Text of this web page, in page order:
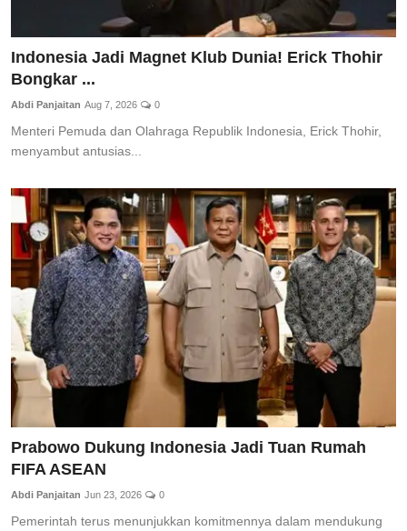
Indonesia Jadi Magnet Klub Dunia! Erick Thohir
Bongkar ...
Abdi Panjaitan Aug 7, 2026 0
Menteri Pemuda dan Olahraga Republik Indonesia, Erick Thohir,
menyambut antusias...
Prabowo Dukung Indonesia Jadi Tuan Rumah
FIFA ASEAN
Abdi Panjaitan Jun 23, 2026 0
Pemerintah terus menunjukkan komitmennya dalam mendukung